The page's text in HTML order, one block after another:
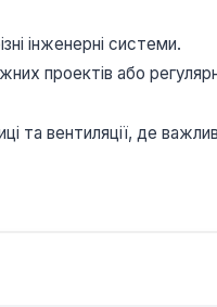
інженерні системи.
проектів або
та вентиляції, де